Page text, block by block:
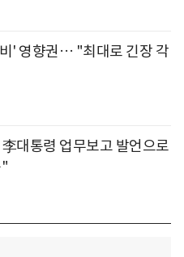
' 영향권… "최대로 긴장 각
대통령 업무보고 발언으로